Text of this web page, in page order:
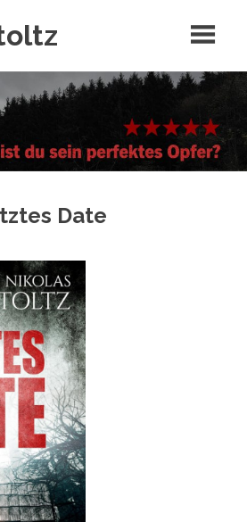
Date